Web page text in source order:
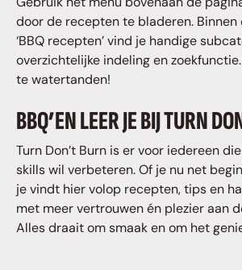
door de recepten te bladeren.
‘BBQ recepten’ vind je handige
overzichtelijke indeling en
te watertanden!
BBQ’EN LEER JE BIJ TURN
Turn Don’t Burn is er voor iedereen
skills wil verbeteren. Of je nu net
je vindt hier volop recepten, tips en
met meer vertrouwen én plezier aan
Alles draait om smaak en om het